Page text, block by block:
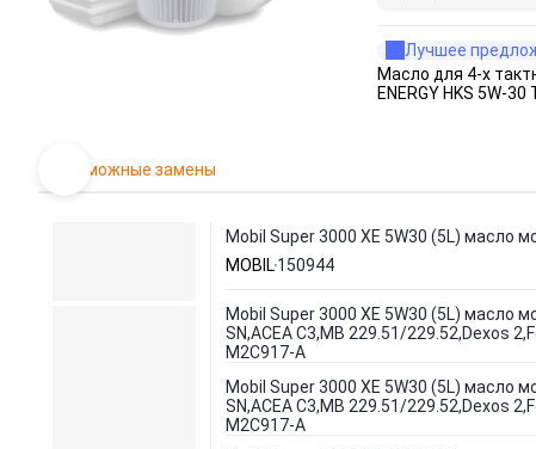
Лучшее
Масло для 4-х
ENERGY HKS 5W-
Возможные замены
Mobil Super 3000 XE 5W30 (5L) масло
MOBIL150944
Mobil Super 3000 XE 5W30 (5L) масло
SN,ACEA C3,MB 229.51/229.52,Dexos
M2C917-A
Mobil Super 3000 XE 5W30 (5L) масло
SN,ACEA C3,MB 229.51/229.52,Dexos
M2C917-A